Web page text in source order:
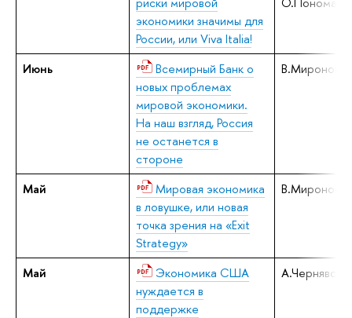
экономики значимы для
России, или Viva Italia!
Июнь
Всемирный Банк о
новых проблемах
мировой экономики.
На наш взгляд, Россия
не останется в
стороне
В.Миронов
Май
Мировая экономика
в ловушке, или новая
точка зрения на «Exit
Strategy»
В.Миронов
Май
Экономика США
нуждается в
поддержке